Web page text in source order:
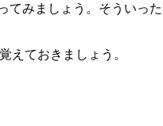
てみましょう。そういっ
えておきましょう。